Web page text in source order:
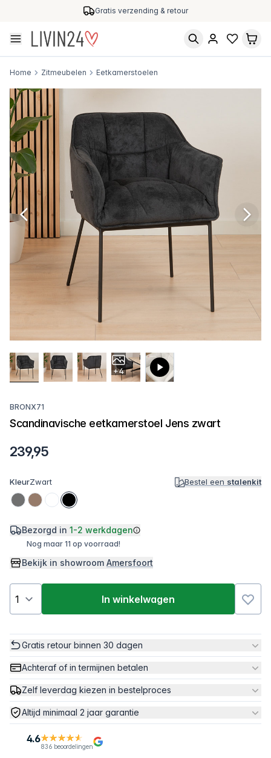
Gratis verzending & retour
Home Zitmeubelen Eetkamerstoelen
+4
BRONX71
Scandinavische eetkamerstoel Jens zwart
239,95
KleurZwart Bestel een stalenkit
Bezorgd in 1-2 werkdagen
Nog maar 11 op voorraad!
Bekijk in showroom Amersfoort
In winkelwagen
Gratis retour binnen 30 dagen
Achteraf of in termijnen betalen
Zelf leverdag kiezen in bestelproces
Altijd minimaal 2 jaar garantie
4.6
836 beoordelingen